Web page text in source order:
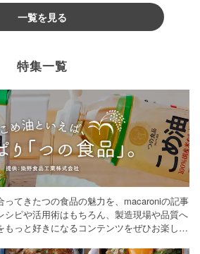
一覧を見る
特集一覧
ってきたつの食品の魅力を、macaroniの記事
シピや活用術はもちろん、製造現場や品質へ
っと好きになるコンテンツをぜひお楽しみ